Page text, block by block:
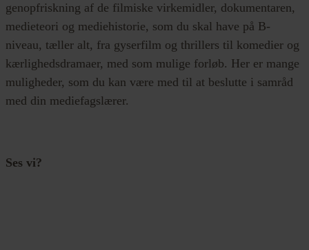
genopfriskning af de filmiske virkemidler, dokumentaren,
medieteori og mediehistorie, som du skal have på B-
niveau, tæller alt, fra gyserfilm og thrillers til komedier og
kærlighedsdramaer, med som mulige forløb. Her er mange
muligheder, som du kan være med til at beslutte i samråd
med din mediefagslærer.
Ses vi?